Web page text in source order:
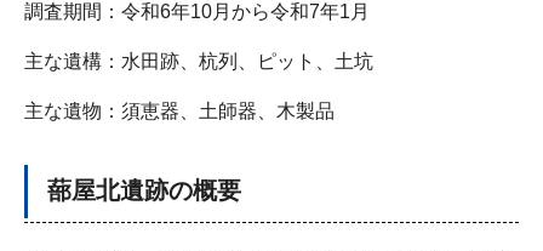
調査期間：令和6年10月から令和7年1月
主な遺構：水田跡、杭列、ピット、土坑
主な遺物：須恵器、土師器、木製品
蔀屋北遺跡の概要